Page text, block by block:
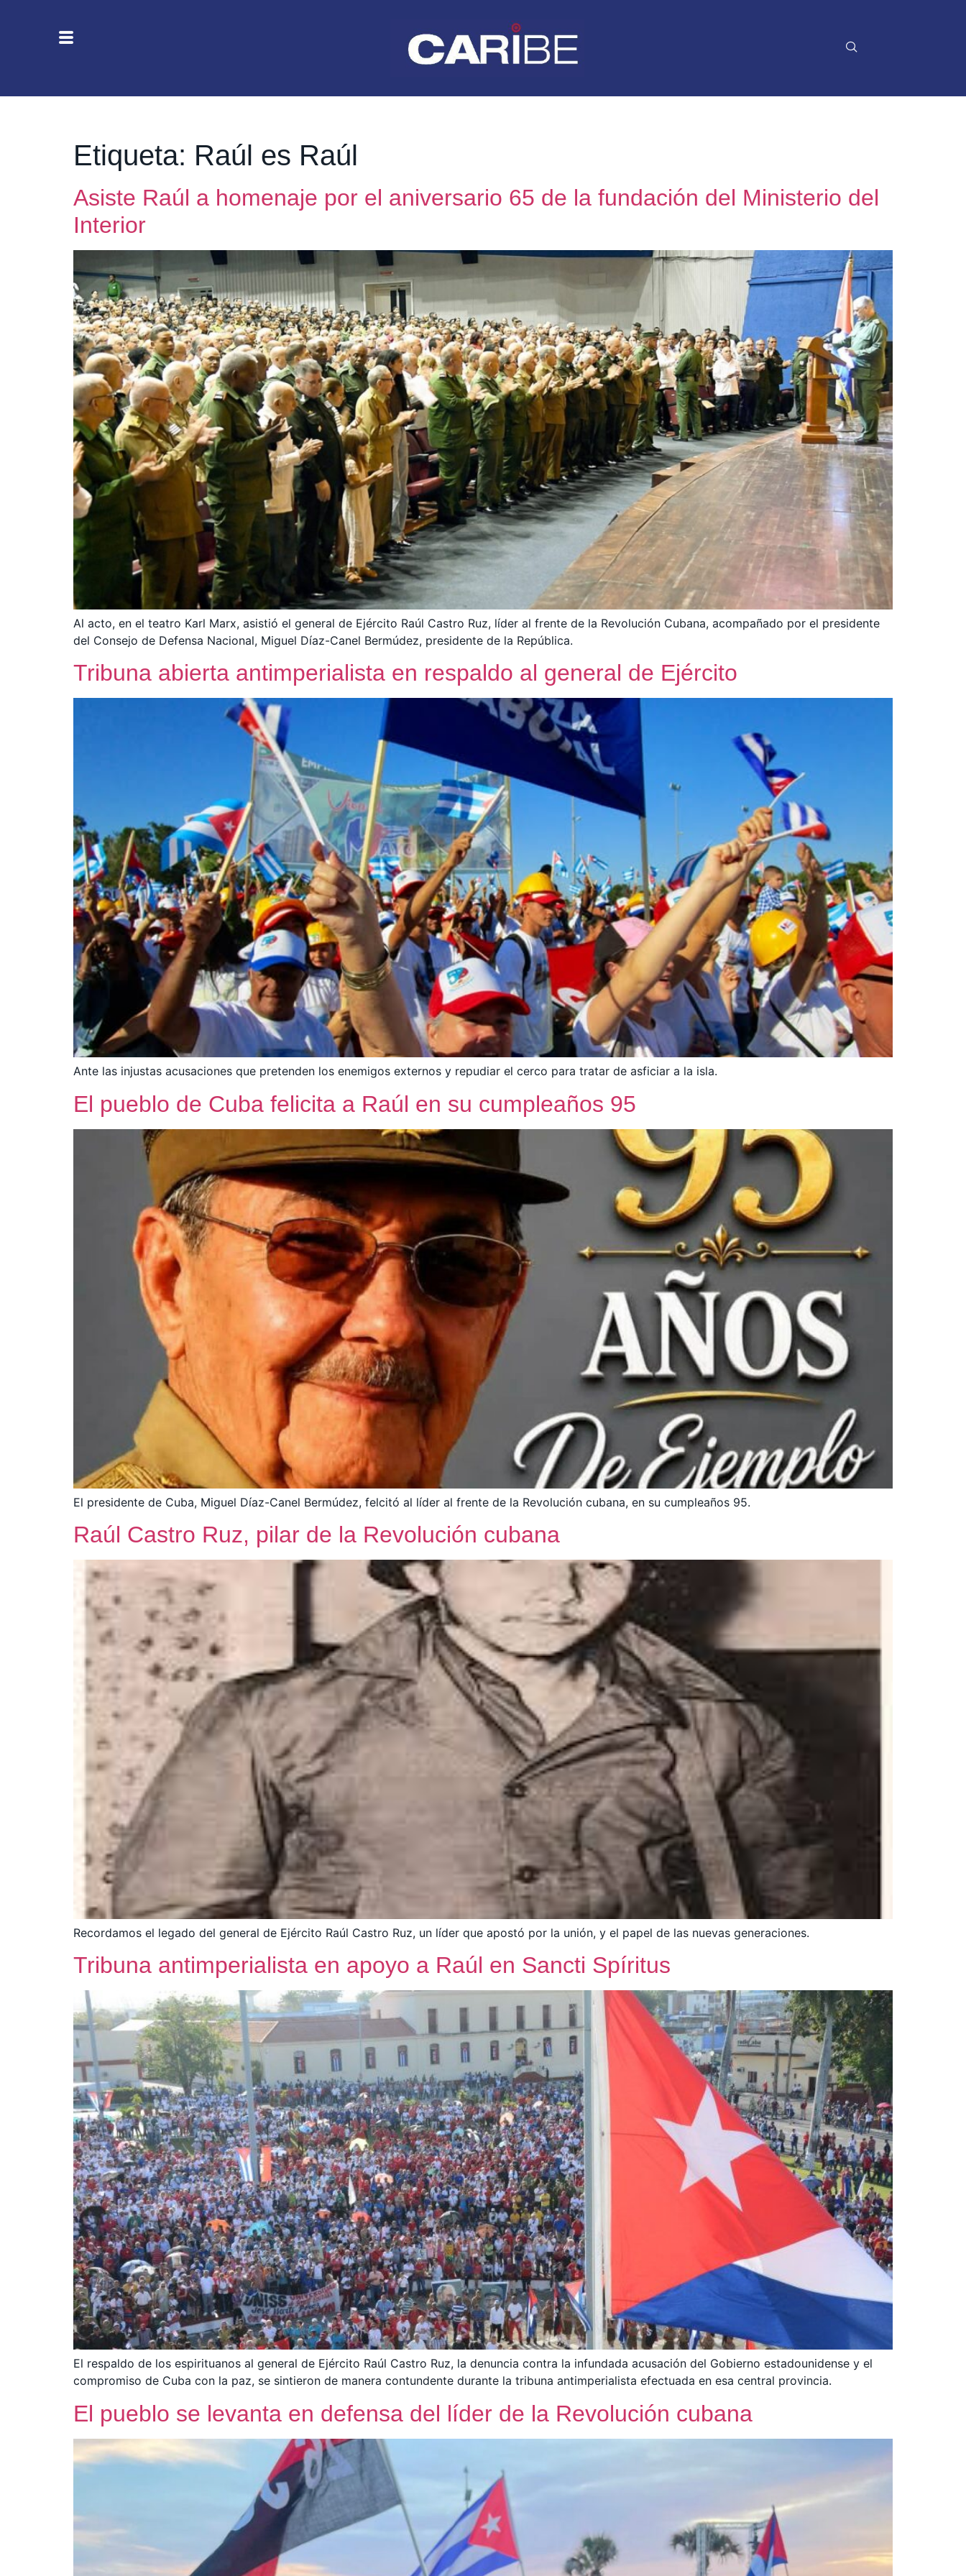
Etiqueta: Raúl es Raúl
Asiste Raúl a homenaje por el aniversario 65 de la fundación del Ministerio del
Interior
Al acto, en el teatro Karl Marx, asistió el general de Ejército Raúl Castro Ruz, líder al frente de la Revolución Cubana, acompañado por el presidente
del Consejo de Defensa Nacional, Miguel Díaz-Canel Bermúdez, presidente de la República.
Tribuna abierta antimperialista en respaldo al general de Ejército
Ante las injustas acusaciones que pretenden los enemigos externos y repudiar el cerco para tratar de asficiar a la isla.
El pueblo de Cuba felicita a Raúl en su cumpleaños 95
El presidente de Cuba, Miguel Díaz-Canel Bermúdez, felcitó al líder al frente de la Revolución cubana, en su cumpleaños 95.
Raúl Castro Ruz, pilar de la Revolución cubana
Recordamos el legado del general de Ejército Raúl Castro Ruz, un líder que apostó por la unión, y el papel de las nuevas generaciones.
Tribuna antimperialista en apoyo a Raúl en Sancti Spíritus
El respaldo de los espirituanos al general de Ejército Raúl Castro Ruz, la denuncia contra la infundada acusación del Gobierno estadounidense y el
compromiso de Cuba con la paz, se sintieron de manera contundente durante la tribuna antimperialista efectuada en esa central provincia.
El pueblo se levanta en defensa del líder de la Revolución cubana